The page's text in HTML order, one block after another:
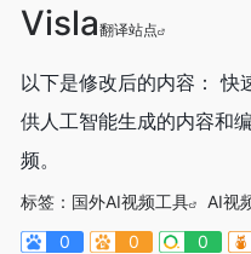
Visla翻译站点
以下是修改后的内容： 快
供人工智能生成的内容和
频。
标签： 国外AI视频工具 AI视
0
0 0